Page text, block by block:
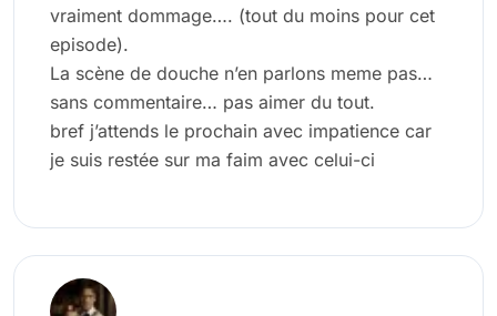
vraiment dommage…. (tout du moins pour cet
episode).
La scène de douche n’en parlons meme pas…
sans commentaire… pas aimer du tout.
bref j’attends le prochain avec impatience car
je suis restée sur ma faim avec celui-ci